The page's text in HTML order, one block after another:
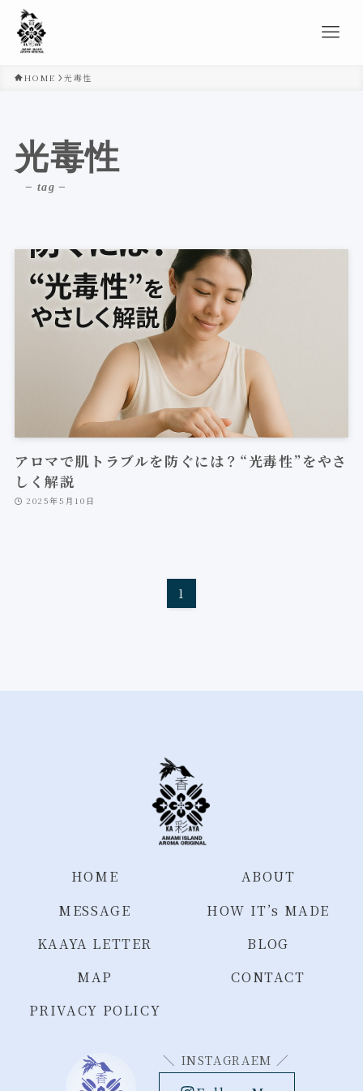
HOME 光毒性
光毒性
– tag –
アロマで肌トラブルを防ぐには？“光毒性”をやさ
しく解説
2025年5月10日
1
HOME
ABOUT
MESSAGE
HOW IT’s MADE
KAAYA LETTER
BLOG
MAP
CONTACT
PRIVACY POLICY
＼ INSTAGRAEM ／